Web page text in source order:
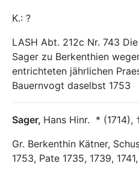
K.: ?
LASH Abt. 212c Nr. 743
Sager zu Berkenthien
entrichteten jährlichen
Bauernvogt daselbst 1753
Sager, Hans Hinr. * (1714),
Gr. Berkenthin Kätner,
1753, Pate 1735, 1739,